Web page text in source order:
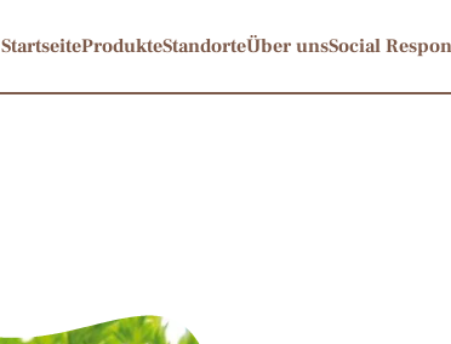
StartseiteProdukteStandorteÜber unsSocial